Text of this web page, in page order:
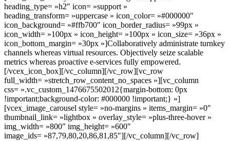
heading_type= »h2″ icon= »support »
heading_transform= »uppercase » icon_color= »#000000″
icon_background= »#ffb700″ icon_border_radius= »99px »
icon_width= »100px » icon_height= »100px » icon_size= »36px »
icon_bottom_margin= »30px »]Collaboratively administrate turnkey
channels whereas virtual resources. Objectively seize scalable
metrics whereas proactive e-services fully empowered.
[/vcex_icon_box][/vc_column][/vc_row][vc_row
full_width= »stretch_row_content_no_spaces »][vc_column
css= ».vc_custom_1476675502012{margin-bottom: 0px
!important;background-color: #000000 !important;} »]
[vcex_image_carousel style= »no-margins » items_margin= »0″
thumbnail_link= »lightbox » overlay_style= »plus-three-hover »
img_width= »800″ img_height= »600″
image_ids= »87,79,80,20,86,81,85″][/vc_column][/vc_row]